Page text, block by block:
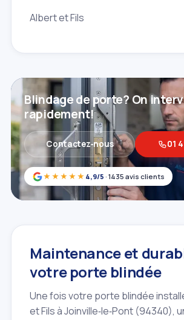
Albert et Fils
★★★★★ 4,9/5 · 1435 avis clients
Blindage de porte? On
rapidement!
Contactez‑nous 01
Maintenance et
votre porte blindée
Une fois votre porte blindée
et Fils à Joinville‑le‑Pont (94340),